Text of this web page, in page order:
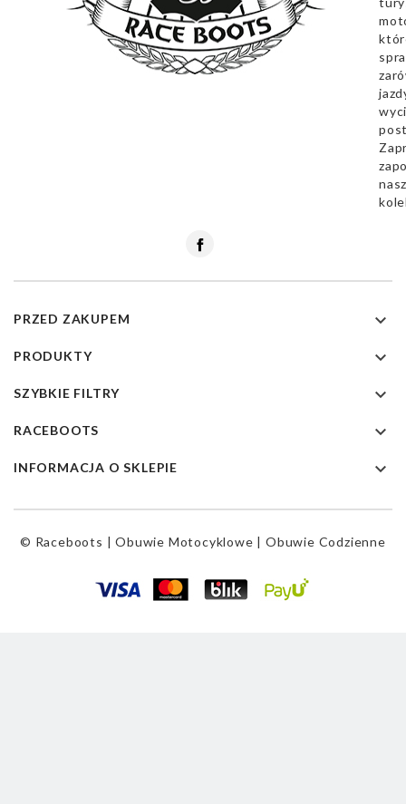
PRZED ZAKUPEM 
PRODUKTY 
SZYBKIE FILTRY 
RACEBOOTS 
INFORMACJA O SKLEPIE 
© Raceboots | Obuwie Motocyklowe | Obuwie Codzienne